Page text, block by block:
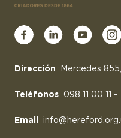
Dirección Mercedes
Teléfonos 098 11 00 11 -
Email